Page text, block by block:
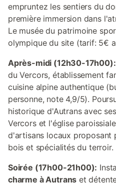
empruntez les sentiers du
première immersion dans
Le musée du patrimoine
olympique du site (tarif: 5€
Après-midi (12h30-17h00):
du Vercors, établissement
cuisine alpine authentique
personne, note 4,9/5).
historique d'Autrans avec
Vercors et l'église
d'artisans locaux proposant
bois et spécialités du terroir.
Soirée (17h00-21h00):
charme à Autrans et